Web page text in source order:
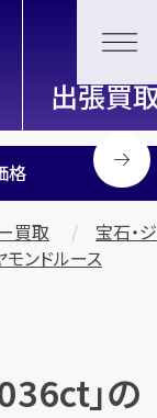
取専門店「買取大
格
買取
宝石・ジ
モンドルース
」の